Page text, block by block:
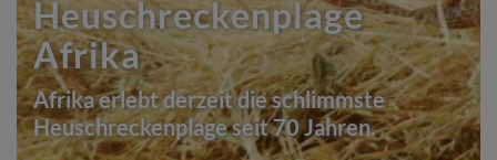
Heuschreckenplage
Afrika
Afrika erlebt derzeit die schlimmste
Heuschreckenplage seit 70 Jahren.